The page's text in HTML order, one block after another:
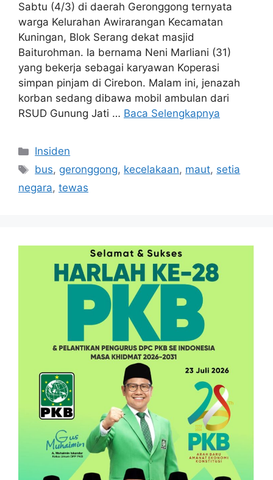
Sabtu (4/3) di daerah Geronggong ternyata
warga Kelurahan Awirarangan Kecamatan
Kuningan, Blok Serang dekat masjid
Baiturohman. Ia bernama Neni Marliani (31)
yang bekerja sebagai karyawan Koperasi
simpan pinjam di Cirebon. Malam ini, jenazah
korban sedang dibawa mobil ambulan dari
RSUD Gunung Jati … Baca Selengkapnya
Kategori
Insiden
Tag
bus, geronggong, kecelakaan, maut, setia
negara, tewas